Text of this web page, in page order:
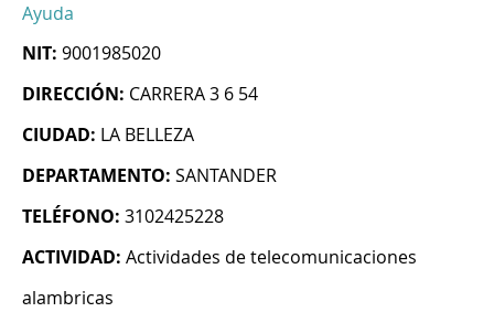
Ayuda
NIT: 9001985020
DIRECCIÓN: CARRERA 3 6 54
CIUDAD: LA BELLEZA
DEPARTAMENTO: SANTANDER
TELÉFONO: 3102425228
ACTIVIDAD: Actividades de telecomunicaciones
alambricas